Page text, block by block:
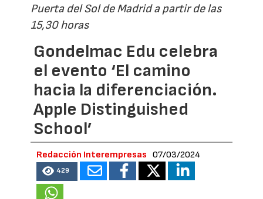
Puerta del Sol de Madrid a partir de las
15,30 horas
Gondelmac Edu celebra
el evento ‘El camino
hacia la diferenciación.
Apple Distinguished
School’
Redacción Interempresas 07/03/2024
429